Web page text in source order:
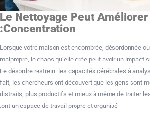
Le Nettoyage Peut Améliorer
Concentration:
Lorsque votre maison est encombrée, désordonnée
malpropre, le chaos qu’elle crée peut avoir un impact
Le désordre restreint les capacités cérébrales à
fait, les chercheurs ont découvert que les gens sont
distraits, plus productifs et mieux à même de traiter
ont un espace de travail propre et organisé.